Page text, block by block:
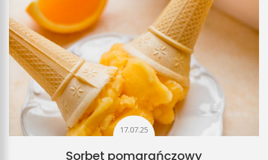
17.07.25
Sorbet pomarańczowy